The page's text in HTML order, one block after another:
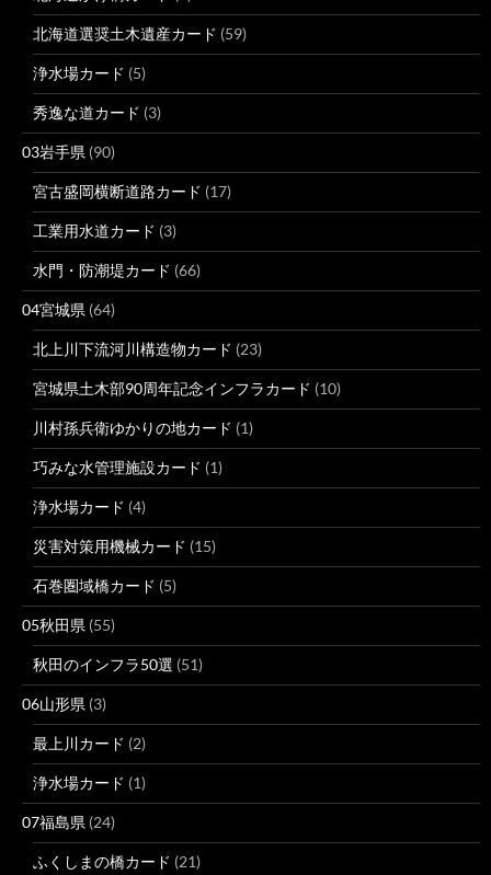
北海道選奨土木遺産カード (59)
浄水場カード (5)
秀逸な道カード (3)
03岩手県 (90)
宮古盛岡横断道路カード (17)
工業用水道カード (3)
水門・防潮堤カード (66)
04宮城県 (64)
北上川下流河川構造物カード (23)
宮城県土木部90周年記念インフラカード (10)
川村孫兵衛ゆかりの地カード (1)
巧みな水管理施設カード (1)
浄水場カード (4)
災害対策用機械カード (15)
石巻圏域橋カード (5)
05秋田県 (55)
秋田のインフラ50選 (51)
06山形県 (3)
最上川カード (2)
浄水場カード (1)
07福島県 (24)
ふくしまの橋カード (21)